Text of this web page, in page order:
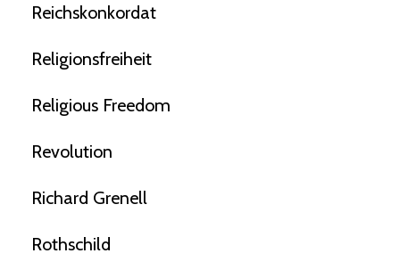
Reichskonkordat
Religionsfreiheit
Religious Freedom
Revolution
Richard Grenell
Rothschild